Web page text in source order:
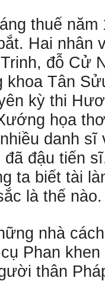
thuế
Hai nhân
đỗ Cử
khoa Tân
kỳ thi
họa
danh sĩ
đậu tiến
ta biết tài
là thế nào.
nhà
Phan
thân